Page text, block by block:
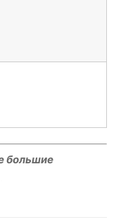
большие